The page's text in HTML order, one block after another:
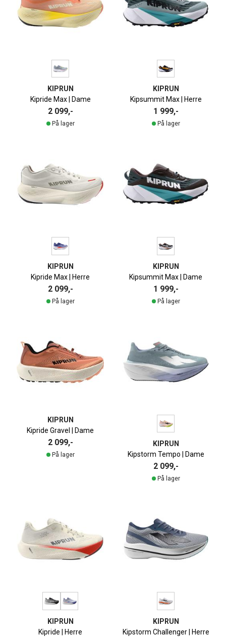
KIPRUN
Kipride Max | Dame
2 099,-
På lager
KIPRUN
Kipsummit Max | Herre
1 999,-
På lager
KIPRUN
Kipride Max | Herre
2 099,-
På lager
KIPRUN
Kipsummit Max | Dame
1 999,-
På lager
KIPRUN
Kipride Gravel | Dame
2 099,-
På lager
KIPRUN
Kipstorm Tempo | Dame
2 099,-
På lager
KIPRUN
Kipride | Herre
KIPRUN
Kipstorm Challenger | Herre